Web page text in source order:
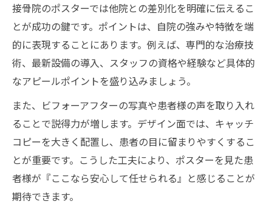
接骨院のポスターでは他院との差別化を明確に伝えるこ
とが成功の鍵です。ポイントは、自院の強みや特徴を端
的に表現することにあります。例えば、専門的な治療技
術、最新設備の導入、スタッフの資格や経験など具体的
なアピールポイントを盛り込みましょう。
また、ビフォーアフターの写真や患者様の声を取り入れ
ることで説得力が増します。デザイン面では、キャッチ
コピーを大きく配置し、患者の目に留まりやすくするこ
とが重要です。こうした工夫により、ポスターを見た患
者様が『ここなら安心して任せられる』と感じることが
期待できます。